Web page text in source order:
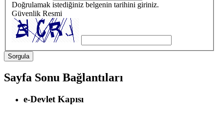
Doğrulamak istediğiniz belgenin tarihini giriniz.
Güvenlik Resmi
Sayfa Sonu Bağlantıları
e-Devlet Kapısı